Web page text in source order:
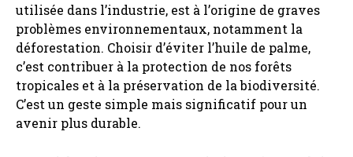
utilisée dans l’industrie, est à l’origine de graves
problèmes environnementaux, notamment la
déforestation. Choisir d’éviter l’huile de palme,
c’est contribuer à la protection de nos forêts
tropicales et à la préservation de la biodiversité.
C’est un geste simple mais significatif pour un
avenir plus durable.